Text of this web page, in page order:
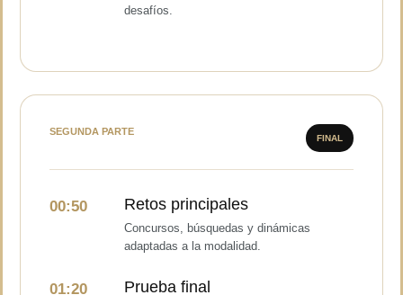
desafíos.
SEGUNDA PARTE
FINAL
00:50 Retos principales
Concursos, búsquedas y dinámicas
adaptadas a la modalidad.
01:20 Prueba final